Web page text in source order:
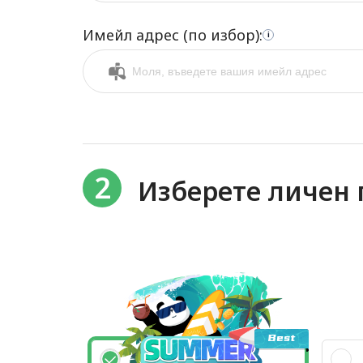
Имейл адрес (по избор): i
2 Изберете личен